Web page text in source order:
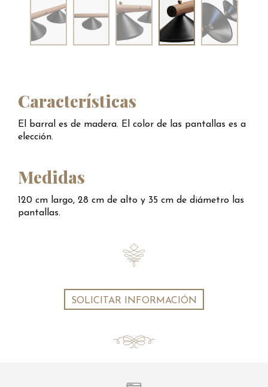
Características
El barral es de madera. El color de las pantallas es a
elección.
Medidas
120 cm largo, 28 cm de alto y 35 cm de diámetro las
pantallas.
SOLICITAR INFORMACIÓN